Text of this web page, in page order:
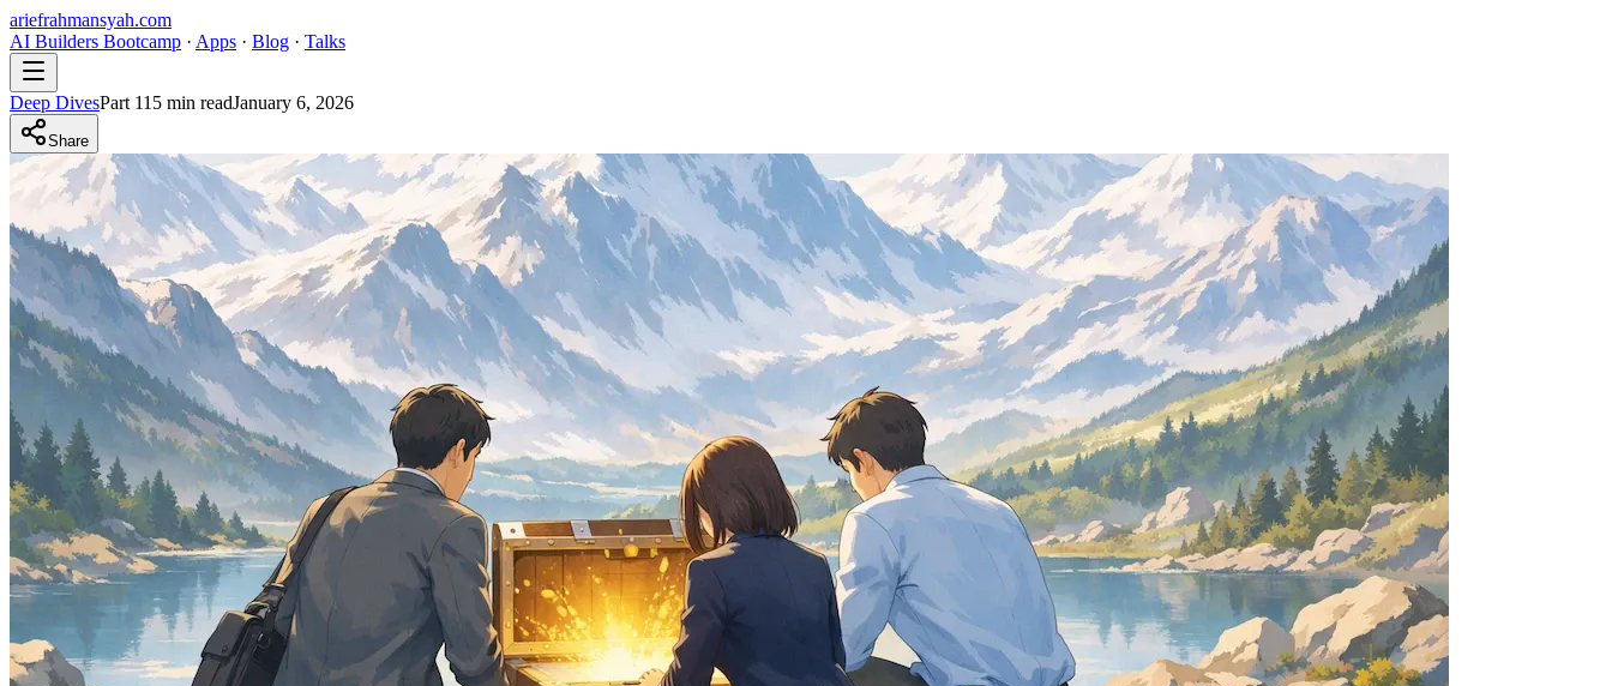
ariefrahmansyah.com
AI Builders Bootcamp · Apps · Blog · Talks
Deep DivesPart 115 min readJanuary 6, 2026
Share